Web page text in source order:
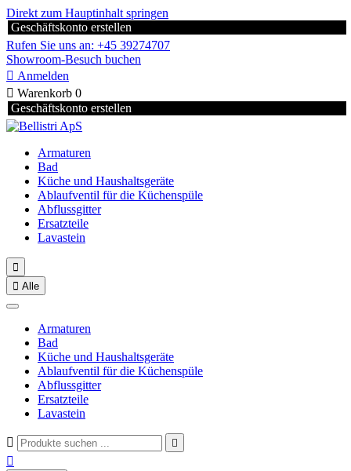
Direkt zum Hauptinhalt springen
Geschäftskonto erstellen
Rufen Sie uns an: +45 39274707
Showroom-Besuch buchen
 Anmelden
 Warenkorb 0
Geschäftskonto erstellen
Armaturen
Bad
Küche und Haushaltsgeräte
Ablaufventil für die Küchenspüle
Abflussgitter
Ersatzteile
Lavastein

 Alle
Armaturen
Bad
Küche und Haushaltsgeräte
Ablaufventil für die Küchenspüle
Abflussgitter
Ersatzteile
Lavastein
 
